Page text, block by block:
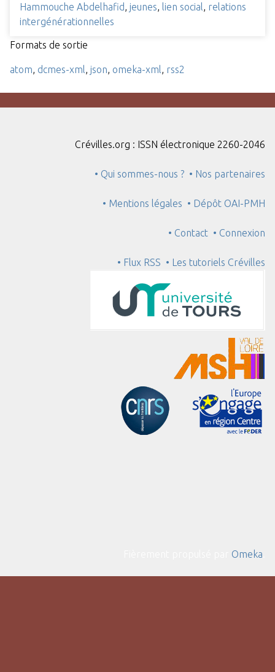
Hammouche Abdelhafid, jeunes, lien social, relations
intergénérationnelles
Formats de sortie
atom, dcmes-xml, json, omeka-xml, rss2
Crévilles.org : ISSN électronique 2260-2046
• Qui sommes-nous ? • Nos partenaires
• Mentions légales • Dépôt OAI-PMH
• Contact • Connexion
• Flux RSS • Les tutoriels Crévilles
Omeka